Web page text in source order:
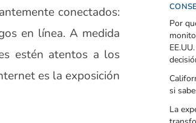
conectados:
en línea. A medida
estén atentos a los
es la exposición
Por
si
La